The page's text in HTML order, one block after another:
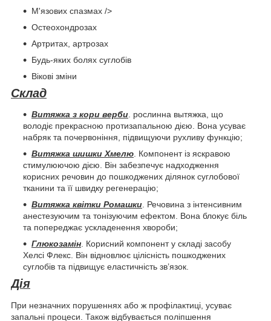
М'язових спазмах />
Остеохондрозах
Артритах, артрозах
Будь-яких болях суглобів
Вікові зміни
Склад
Витяжка з кори верби. рослинна вытяжка, що
володіє прекрасною протизапальною дією. Вона усуває
набряк та почервоніння, підвищуючи рухливу функцію;
Витяжка шишки Хмелю. Компонент із яскравою
стимулюючою дією. Він забезпечує надходження
корисних речовин до пошкоджених ділянок суглобової
тканини та її швидку регенерацію;
Витяжка квітки Ромашки. Речовина з інтенсивним
анестезуючим та тонізуючим ефектом. Вона блокує біль
та попереджає ускладенення хвороби;
Глюкозамін. Корисний компонент у складі засобу
Хелсі Флекс. Він відновлює цілісність пошкоджених
суглобів та підвищує еластичність зв’язок.
Дія
При незначних порушеннях або ж профілактиці, усуває
запальні процеси. Також відбувається поліпшення